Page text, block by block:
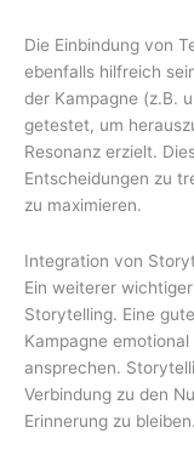
Die Einbindung von
ebenfalls hilfreich
der Kampagne (z.B.
getestet, um
Resonanz erzielt.
Entscheidungen zu
zu maximieren.
Integration von
Ein weiterer
Storytelling. Eine
Kampagne
ansprechen.
Verbindung zu den
Erinnerung zu bleiben.